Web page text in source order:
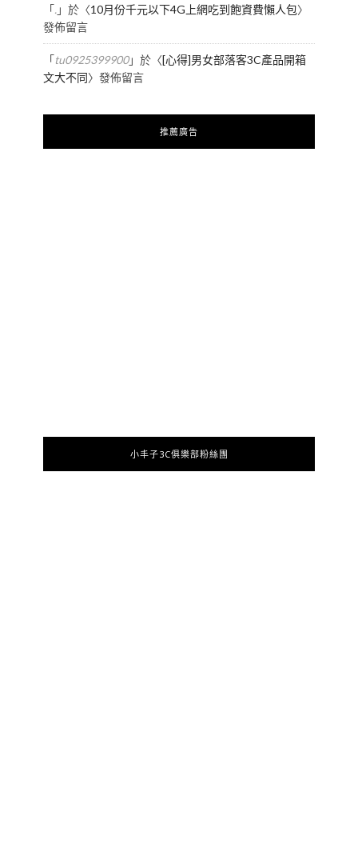
「.」於〈10月份千元以下4G上網吃到飽資費懶人包〉
發佈留言
「tu0925399900」於〈[心得]男女部落客3C產品開箱
文大不同〉發佈留言
推薦廣告
小丰子3C俱樂部粉絲團